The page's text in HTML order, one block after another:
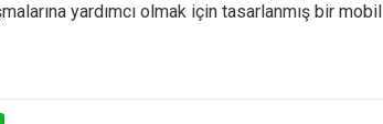
yardımcı olmak için tasarlanmış bir mobil